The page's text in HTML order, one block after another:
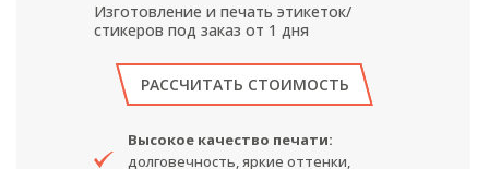
Изготовление и печать этикеток/
стикеров под заказ от 1 дня
РАССЧИТАТЬ СТОИМОСТЬ
Высокое качество печати:
долговечность, яркие оттенки,